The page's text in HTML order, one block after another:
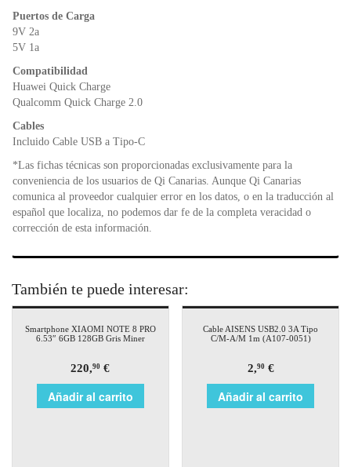
o
o
Puertos de Carga
9V 2a
5V 1a
Compatibilidad
Huawei Quick Charge
Qualcomm Quick Charge 2.0
Cables
Incluido Cable USB a Tipo-C
*Las fichas técnicas son proporcionadas exclusivamente para la
conveniencia de los usuarios de Qi Canarias. Aunque Qi Canarias
comunica al proveedor cualquier error en los datos, o en la traducción al
español que localiza, no podemos dar fe de la completa veracidad o
corrección de esta información.
También te puede interesar:
Smartphone XIAOMI NOTE 8 PRO
6.53″ 6GB 128GB Gris Miner
220,90 €
Añadir al carrito
Cable AISENS USB2.0 3A Tipo
C/M-A/M 1m (A107-0051)
2,90€
Añadir al carrito